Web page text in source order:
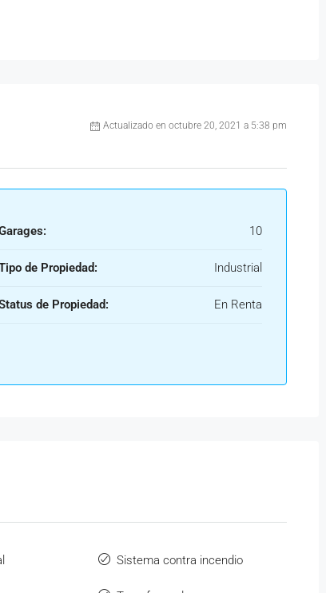
Actualizado en octubre 20, 2021 a 5:38 pm
10
de Propiedad: Industrial
de Propiedad: En Renta
Sistema contra incendio